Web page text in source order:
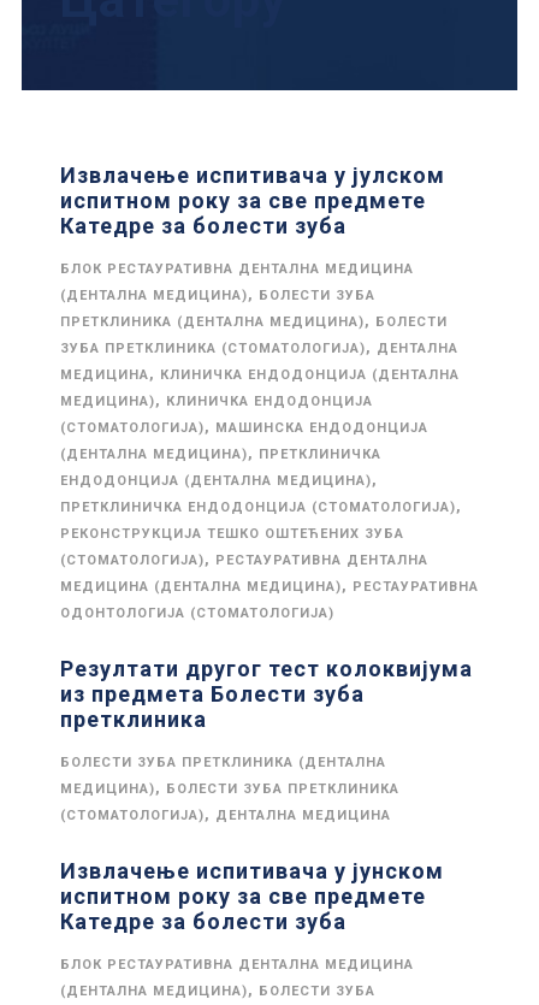
Извлачење испитивача у јулском
испитном року за све предмете
Катедре за болести зуба
БЛОК РЕСТАУРАТИВНА ДЕНТАЛНА МЕДИЦИНА
(ДЕНТАЛНА МЕДИЦИНА), БОЛЕСТИ ЗУБА
ПРЕТКЛИНИКА (ДЕНТАЛНА МЕДИЦИНА), БОЛЕСТИ
ЗУБА ПРЕТКЛИНИКА (СТОМАТОЛОГИЈА), ДЕНТАЛНА
МЕДИЦИНА, КЛИНИЧКА ЕНДОДОНЦИЈА (ДЕНТАЛНА
МЕДИЦИНА), КЛИНИЧКА ЕНДОДОНЦИЈА
(СТОМАТОЛОГИЈА), МАШИНСКА ЕНДОДОНЦИЈА
(ДЕНТАЛНА МЕДИЦИНА), ПРЕТКЛИНИЧКА
ЕНДОДОНЦИЈА (ДЕНТАЛНА МЕДИЦИНА),
ПРЕТКЛИНИЧКА ЕНДОДОНЦИЈА (СТОМАТОЛОГИЈА),
РЕКОНСТРУКЦИЈА ТЕШКО ОШТЕЋЕНИХ ЗУБА
(СТОМАТОЛОГИЈА), РЕСТАУРАТИВНА ДЕНТАЛНА
МЕДИЦИНА (ДЕНТАЛНА МЕДИЦИНА), РЕСТАУРАТИВНА
ОДОНТОЛОГИЈА (СТОМАТОЛОГИЈА)
Резултати другог тест колоквијума
из предмета Болести зуба
претклиника
БОЛЕСТИ ЗУБА ПРЕТКЛИНИКА (ДЕНТАЛНА
МЕДИЦИНА), БОЛЕСТИ ЗУБА ПРЕТКЛИНИКА
(СТОМАТОЛОГИЈА), ДЕНТАЛНА МЕДИЦИНА
Извлачење испитивача у јунском
испитном року за све предмете
Катедре за болести зуба
БЛОК РЕСТАУРАТИВНА ДЕНТАЛНА МЕДИЦИНА
(ДЕНТАЛНА МЕДИЦИНА), БОЛЕСТИ ЗУБА